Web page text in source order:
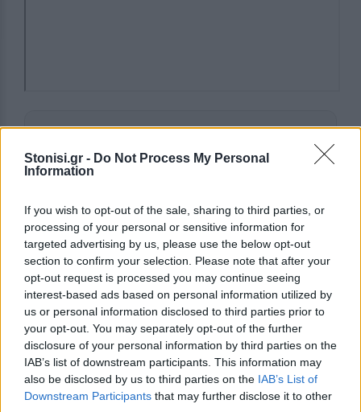
Stonisi.gr - Do Not Process My Personal
Information
If you wish to opt-out of the sale, sharing to third parties, or
processing of your personal or sensitive information for
targeted advertising by us, please use the below opt-out
section to confirm your selection. Please note that after your
opt-out request is processed you may continue seeing
interest-based ads based on personal information utilized by
us or personal information disclosed to third parties prior to
your opt-out. You may separately opt-out of the further
disclosure of your personal information by third parties on the
IAB’s list of downstream participants. This information may
also be disclosed by us to third parties on the IAB’s List of
Downstream Participants that may further disclose it to other
ΣΤΗΝ ΙΔΙΑ ΚΑΤΗΓΟΡΙΑ
ΧΩΡΙΑ
Η «Στύψη» συνεχίζει να
καταγράφει την ιστορία του
χωριού
Το νέο φύλλο της τοπικής
εφημερίδας φιλοξενεί ενδιαφέρον
άρθρο για το φράγμα της Στύψης
και τη μελέτη του Δρ. Νικόλαου
Μουτάφη